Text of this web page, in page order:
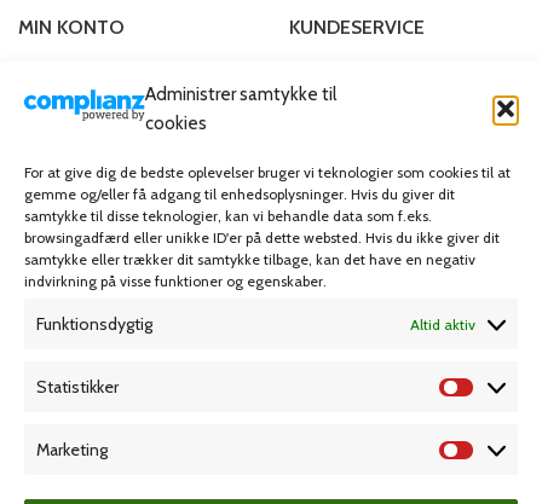
Administrer samtykke til
cookies
For at give dig de bedste oplevelser bruger vi teknologier som cookies til at
gemme og/eller få adgang til enhedsoplysninger. Hvis du giver dit
samtykke til disse teknologier, kan vi behandle data som f.eks.
browsingadfærd eller unikke ID'er på dette websted. Hvis du ikke giver dit
samtykke eller trækker dit samtykke tilbage, kan det have en negativ
indvirkning på visse funktioner og egenskaber.
Funktionsdygtig Altid aktiv
Statistikker
Marketing
MIN KONTO
Ordrer
Favoritliste
KUNDESERVICE
Cookie Politik (EU)
KAMPAGNE